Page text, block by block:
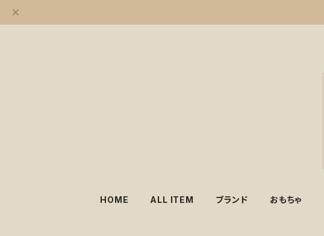
HOME ALL ITEM ブランド おもちゃ